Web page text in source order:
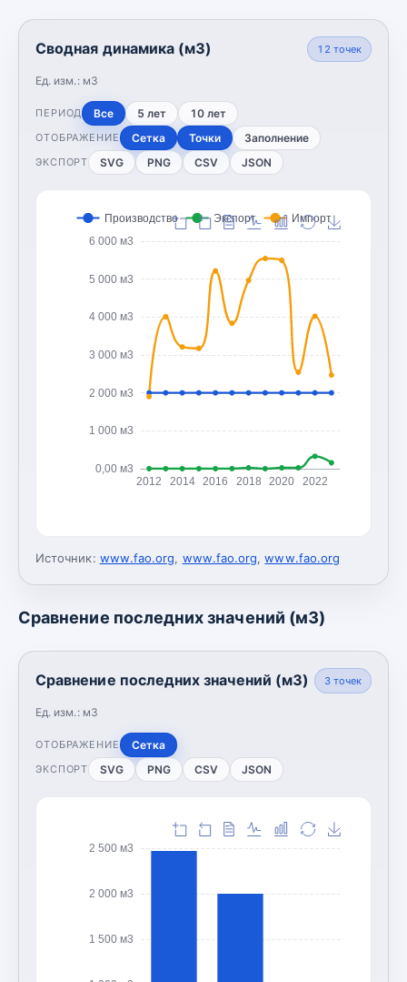
Сводная динамика (м3)
Ед. изм.: м3
12 точек
ПЕРИОД Все 5 лет 10 лет
ОТОБРАЖЕНИЕ Сетка Точки Заполнение
ЭКСПОРТ SVG PNG CSV JSON
0,00 м3
1 000 м3
2 000 м3
3 000 м3
4 000 м3
5 000 м3
6 000 м3
2012 2014 2016 2018 2020 2022
Производство Экспорт Импорт
Источник: www.fao.org, www.fao.org,www.fao.org
Сравнение последних значений (м3)
Сравнение последних значений (м3)
Ед. изм.: м3
3точек
ОТОБРАЖЕНИЕ Сетка
ЭКСПОРТ SVG PNG CSV JSON
1 500 м3
2 000 м3
2 500 м3